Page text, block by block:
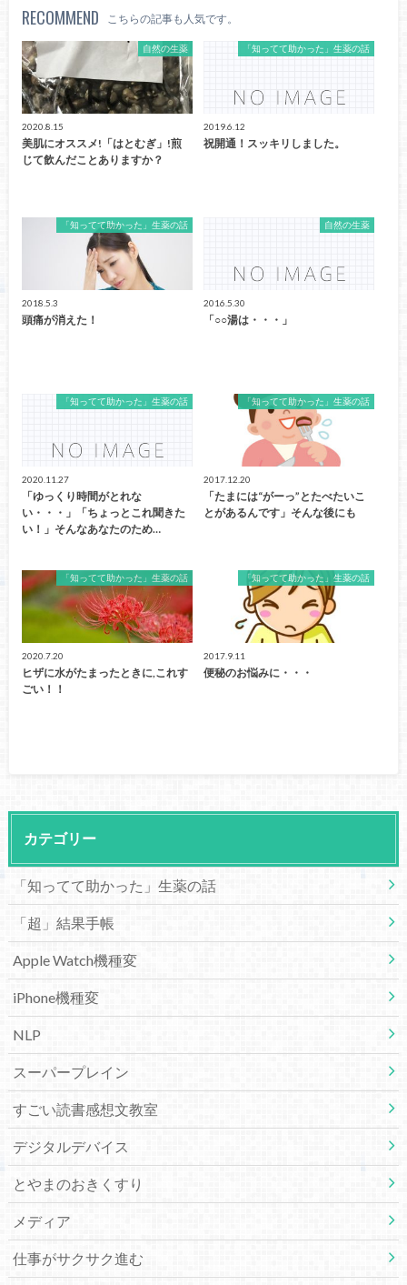
RECOMMEND こちらの記事も人気です。
自然の生薬
2020.8.15
美肌にオススメ!「はとむぎ」!煎
じて飲んだことありますか？
「知ってて助かった」生薬の話
2019.6.12
祝開通！スッキリしました。
「知ってて助かった」生薬の話
2018.5.3
頭痛が消えた！
自然の生薬
2016.5.30
「○○湯は・・・」
「知ってて助かった」生薬の話
2020.11.27
「ゆっくり時間がとれな
い・・・」「ちょっとこれ聞きた
い！」そんなあなたのため…
「知ってて助かった」生薬の話
2017.12.20
「たまには“がーっ”とたべたいこ
とがあるんです」そんな後にも
「知ってて助かった」生薬の話
2020.7.20
ヒザに水がたまったときに,これす
ごい！！
「知ってて助かった」生薬の話
2017.9.11
便秘のお悩みに・・・
カテゴリー
「知ってて助かった」生薬の話
「超」結果手帳
Apple Watch機種変
iPhone機種変
NLP
スーパープレイン
すごい読書感想文教室
デジタルデバイス
とやまのおきくすり
メディア
仕事がサクサク進む